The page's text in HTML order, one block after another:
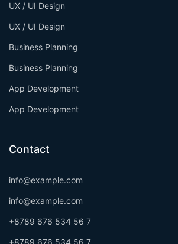
UX / UI Design
UX / UI Design
Business Planning
Business Planning
App Development
App Development
Contact
info@example.com
info@example.com
+8789 676 534 56 7